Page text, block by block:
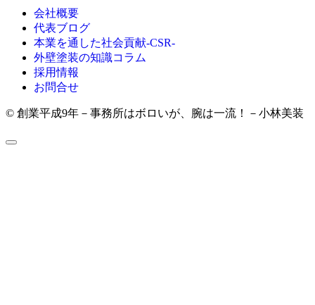
会社概要
代表ブログ
本業を通した社会貢献-CSR-
外壁塗装の知識コラム
採用情報
お問合せ
© 創業平成9年－事務所はボロいが、腕は一流！－小林美装